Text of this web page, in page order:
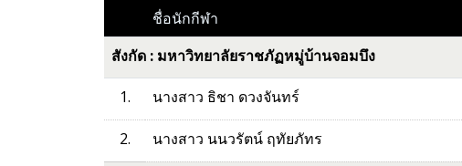
ชื่อนักกีฬา
สังกัด : มหาวิทยาลัยราชภัฏหมู่บ้านจอมบึง
1. นางสาว ธิชา ดวงจันทร์
2. นางสาว นนวรัตน์ ฤทัยภัทร